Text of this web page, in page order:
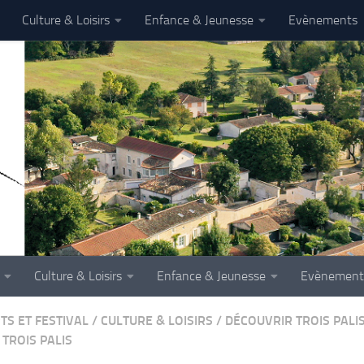
Culture & Loisirs Enfance & Jeunesse Evènements
Culture & Loisirs Enfance & Jeunesse
ET FESTIVAL / CULTURE & LOISIRS / DÉCOUVRIR TROIS PALIS
PALIS